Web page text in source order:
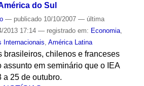
do Sul
— publicado10/10/2007 — última
2013 17:14 — registrado em: Economia,
Internacionais América Latina
brasileiros, chilenos e franceses
assunto em seminário que o IEA
a 25 de outubro.